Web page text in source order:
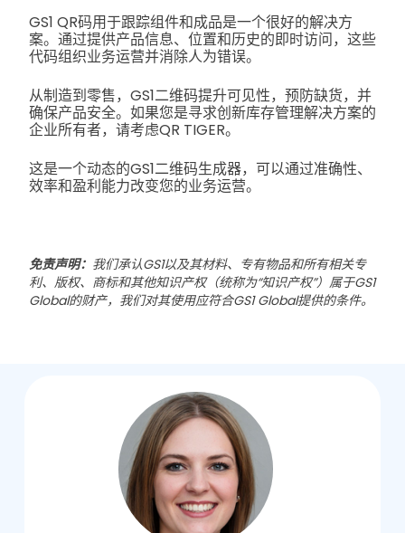
GS1 QR码用于跟踪组件和成品是一个很好的解决方
案。通过提供产品信息、位置和历史的即时访问，这些
代码组织业务运营并消除人为错误。
从制造到零售，GS1二维码提升可见性，预防缺货，并
确保产品安全。如果您是寻求创新库存管理解决方案的
企业所有者，请考虑QR TIGER。
这是一个动态的GS1二维码生成器，可以通过准确性、
效率和盈利能力改变您的业务运营。
免责声明： 我们承认GS1以及其材料、专有物品和所有相关专
利、版权、商标和其他知识产权（统称为“知识产权”）属于GS1
Global的财产，我们对其使用应符合GS1 Global提供的条件。